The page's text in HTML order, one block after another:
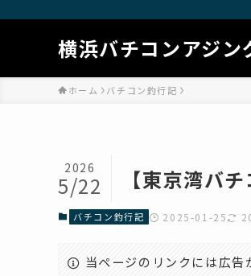
横浜バチコンアジン
ホーム バチコン釣行記
【東京湾バ
2026
5/22
バチコン釣行記 2025-01-25
当ページのリンクには広告